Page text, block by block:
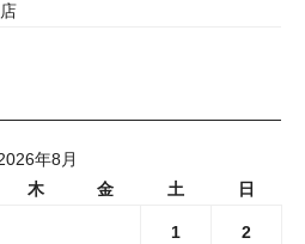
年8月
木 金 土 日
1 2